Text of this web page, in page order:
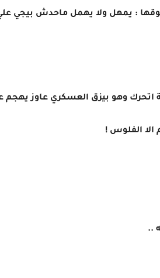
: يمهل ولا يهمل ماحدش بيجي علي
وهو بيزق العسكري عاوز يهجم
الفلوس !
..